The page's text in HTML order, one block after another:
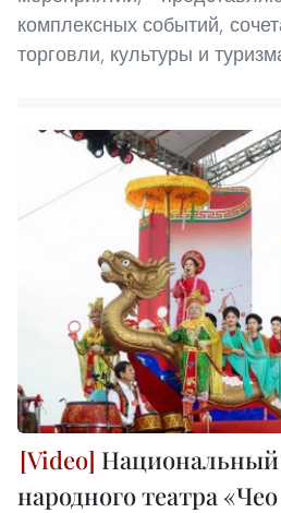
комплексных событий,
торговли, культуры и
народного театра